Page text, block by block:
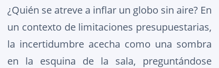
¿Quién se atreve a inflar un globo sin aire? En
un contexto de limitaciones presupuestarias,
la incertidumbre acecha como una sombra
en la esquina de la sala, preguntándose